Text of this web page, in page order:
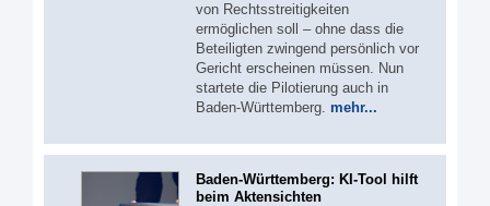
von Rechtsstreitigkeiten
ermöglichen soll – ohne dass die
Beteiligten zwingend persönlich vor
Gericht erscheinen müssen. Nun
startete die Pilotierung auch in
Baden-Württemberg. mehr...
Baden-Württemberg: KI-Tool hilft
beim Aktensichten